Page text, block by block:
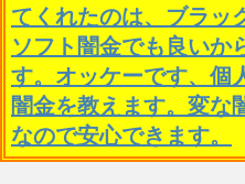
てくれたのは、ブラッ
ソフト闇金でも良いか
す。オッケーです、個
闇金を教えます。変な
なので安心できます。